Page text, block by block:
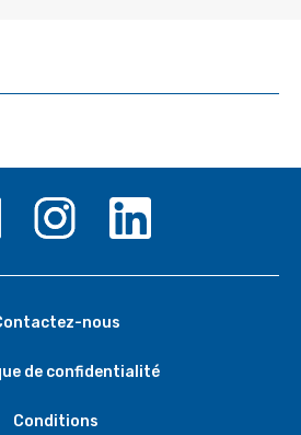
nous
de confidentialité
Conditions